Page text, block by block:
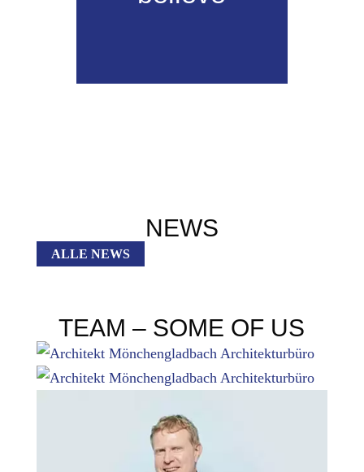
NEWS
ALLE NEWS
TEAM – SOME OF US